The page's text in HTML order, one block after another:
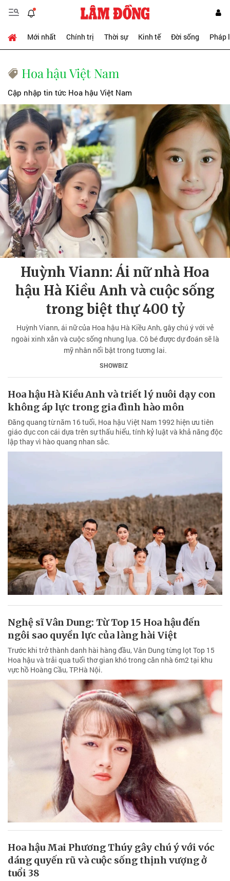
Mới nhất Chính trị Thời sự Kinh tế Đời sống Pháp
Hoa hậu Việt Nam
Cập nhập tin tức Hoa hậu Việt Nam
Huỳnh Viann: Ái nữ nhà Hoa
hậu Hà Kiều Anh và cuộc sống
trong biệt thự 400 tỷ
Huỳnh Viann, ái nữ của Hoa hậu Hà Kiều Anh, gây chú ý với vẻ
ngoài xinh xắn và cuộc sống nhung lụa. Cô bé được dự đoán sẽ là
mỹ nhân nổi bật trong tương lai.
SHOWBIZ
Hoa hậu Hà Kiều Anh và triết lý nuôi dạy con
không áp lực trong gia đình hào môn
Đăng quang từ năm 16 tuổi, Hoa hậu Việt Nam 1992 hiện ưu tiên
giáo dục con cái dựa trên sự thấu hiểu, tính kỷ luật và khả năng độc
lập thay vì hào quang nhan sắc.
Nghệ sĩ Vân Dung: Từ Top 15 Hoa hậu đến
ngôi sao quyền lực của làng hài Việt
Trước khi trở thành danh hài hàng đầu, Vân Dung từng lọt Top 15
Hoa hậu và trải qua tuổi thơ gian khó trong căn nhà 6m2 tại khu
vực hồ Hoàng Cầu, TP.Hà Nội.
Hoa hậu Mai Phương Thúy gây chú ý với vóc
dáng quyến rũ và cuộc sống thịnh vượng ở
tuổi 38